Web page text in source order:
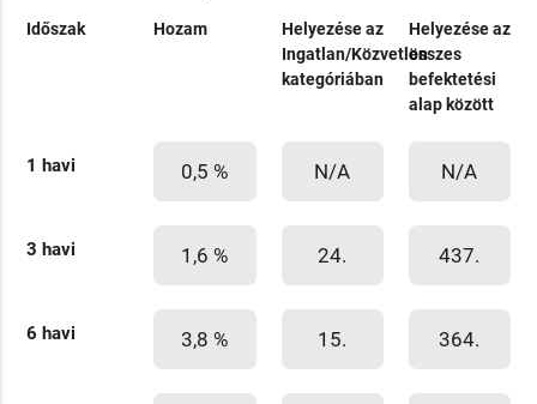
Időszak Hozam
Helyezése az
Ingatlan/Közvetlen
kategóriában
Helyezése az
összes
befektetési
alap között
1 havi 0,5 % N/A N/A
3 havi 1,6 % 24. 437.
6 havi 3,8 % 15. 364.